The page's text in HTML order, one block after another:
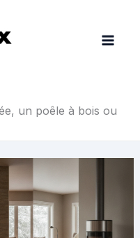
un poêle à bois ou